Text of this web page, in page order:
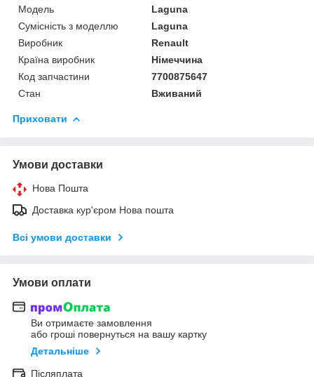
Модель
Laguna
Сумісність з моделлю
Laguna
Виробник
Renault
Країна виробник
Німеччина
Код запчастини
7700875647
Стан
Вживаний
Приховати
Умови доставки
Нова Пошта
Доставка кур'єром Нова пошта
Всі умови доставки
Умови оплати
Ви отримаєте замовлення
або гроші повернуться на вашу картку
Детальніше
Післяплата